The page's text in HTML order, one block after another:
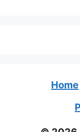
Home